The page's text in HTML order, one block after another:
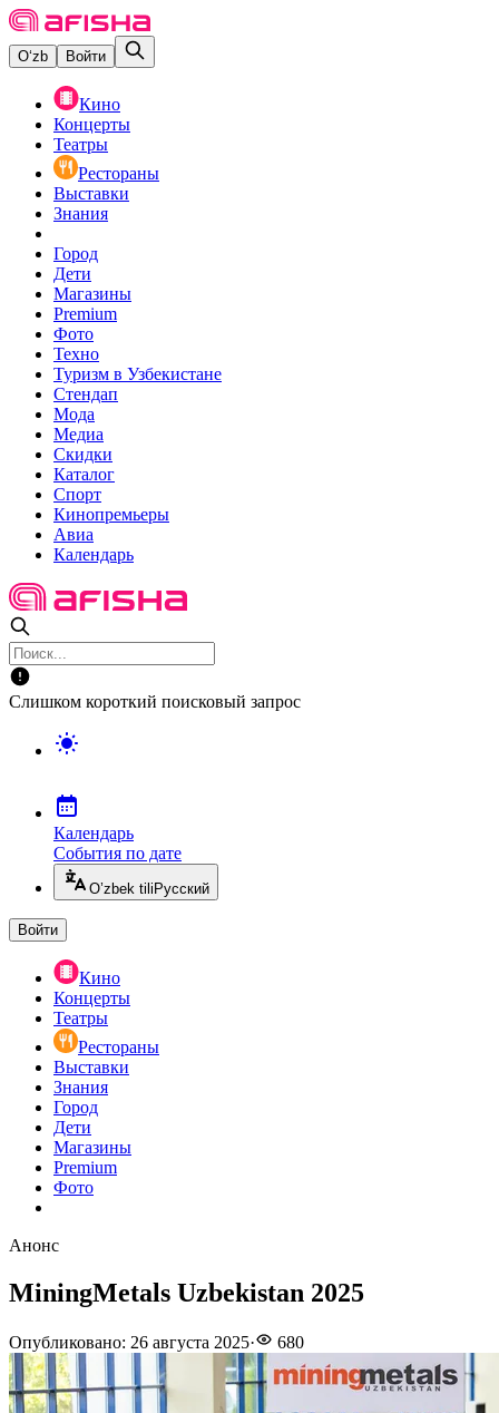
O‘zb Войти
Кино
Концерты
Театры
Рестораны
Выставки
Знания
Город
Дети
Магазины
Premium
Фото
Техно
Туризм в Узбекистане
Стендап
Мода
Медиа
Скидки
Каталог
Спорт
Кинопремьеры
Авиа
Календарь
Слишком короткий поисковый запрос
Календарь
События по дате
O’zbek tili Русский
Войти
Кино
Концерты
Театры
Рестораны
Выставки
Знания
Город
Дети
Магазины
Premium
Фото
Анонс
MiningMetals Uzbekistan 2025
Опубликовано: 26 августа 2025· 680